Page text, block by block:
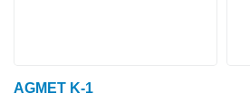
AGMET K-1